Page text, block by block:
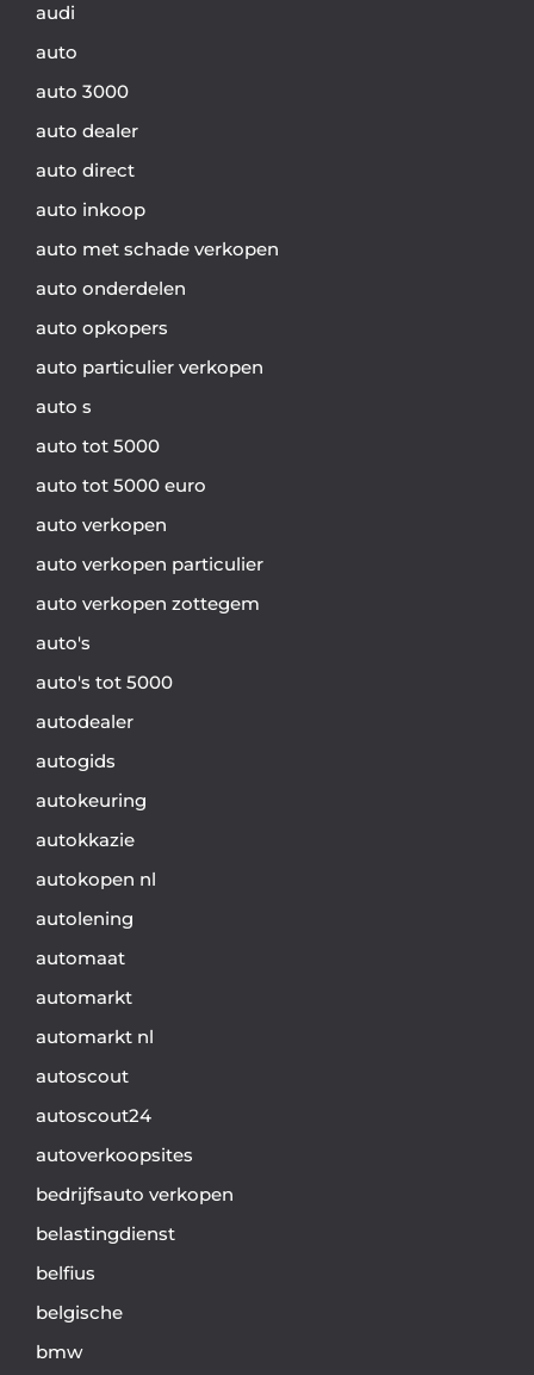
audi
auto
auto 3000
auto dealer
auto direct
auto inkoop
auto met schade verkopen
auto onderdelen
auto opkopers
auto particulier verkopen
auto s
auto tot 5000
auto tot 5000 euro
auto verkopen
auto verkopen particulier
auto verkopen zottegem
auto's
auto's tot 5000
autodealer
autogids
autokeuring
autokkazie
autokopen nl
autolening
automaat
automarkt
automarkt nl
autoscout
autoscout24
autoverkoopsites
bedrijfsauto verkopen
belastingdienst
belfius
belgische
bmw